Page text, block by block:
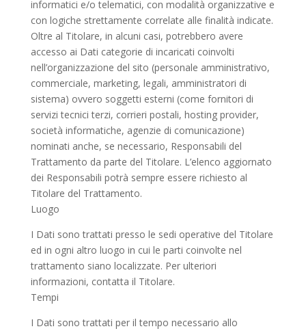
informatici e/o telematici, con modalità organizzative e
con logiche strettamente correlate alle finalità indicate.
Oltre al Titolare, in alcuni casi, potrebbero avere
accesso ai Dati categorie di incaricati coinvolti
nell’organizzazione del sito (personale amministrativo,
commerciale, marketing, legali, amministratori di
sistema) ovvero soggetti esterni (come fornitori di
servizi tecnici terzi, corrieri postali, hosting provider,
società informatiche, agenzie di comunicazione)
nominati anche, se necessario, Responsabili del
Trattamento da parte del Titolare. L’elenco aggiornato
dei Responsabili potrà sempre essere richiesto al
Titolare del Trattamento.
Luogo
I Dati sono trattati presso le sedi operative del Titolare
ed in ogni altro luogo in cui le parti coinvolte nel
trattamento siano localizzate. Per ulteriori
informazioni, contatta il Titolare.
Tempi
I Dati sono trattati per il tempo necessario allo